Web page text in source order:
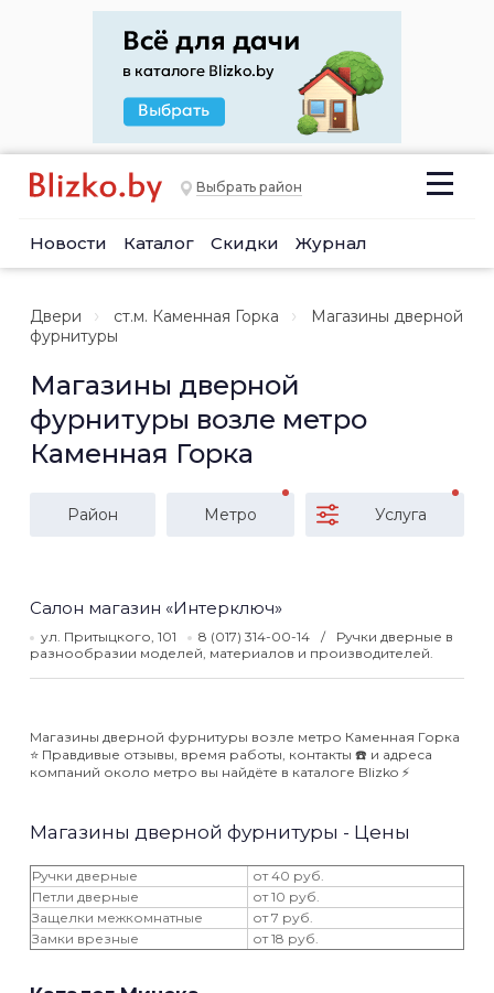
Выбрать район
Новости Каталог Скидки Журнал
Двери ст.м. Каменная Горка
Магазины дверной
фурнитуры
Магазины дверной
фурнитуры возле метро
Каменная Горка
Район Метро Услуга
Салон магазин «Интерключ»
ул. Притыцкого, 101 8 (017) 314-00-14
Ручки дверные в
разнообразии моделей, материалов и производителей.
Магазины дверной фурнитуры возле метро Каменная Горка
⭐️ Правдивые отзывы, время работы, контакты ☎️ и адреса
компаний около метро вы найдёте в каталоге Blizko ⚡️
Магазины дверной фурнитуры - Цены
Ручки дверные
от 40 руб.
Петли дверные
от 10 руб.
Защелки межкомнатные
от 7 руб.
Замки врезные
от 18 руб.